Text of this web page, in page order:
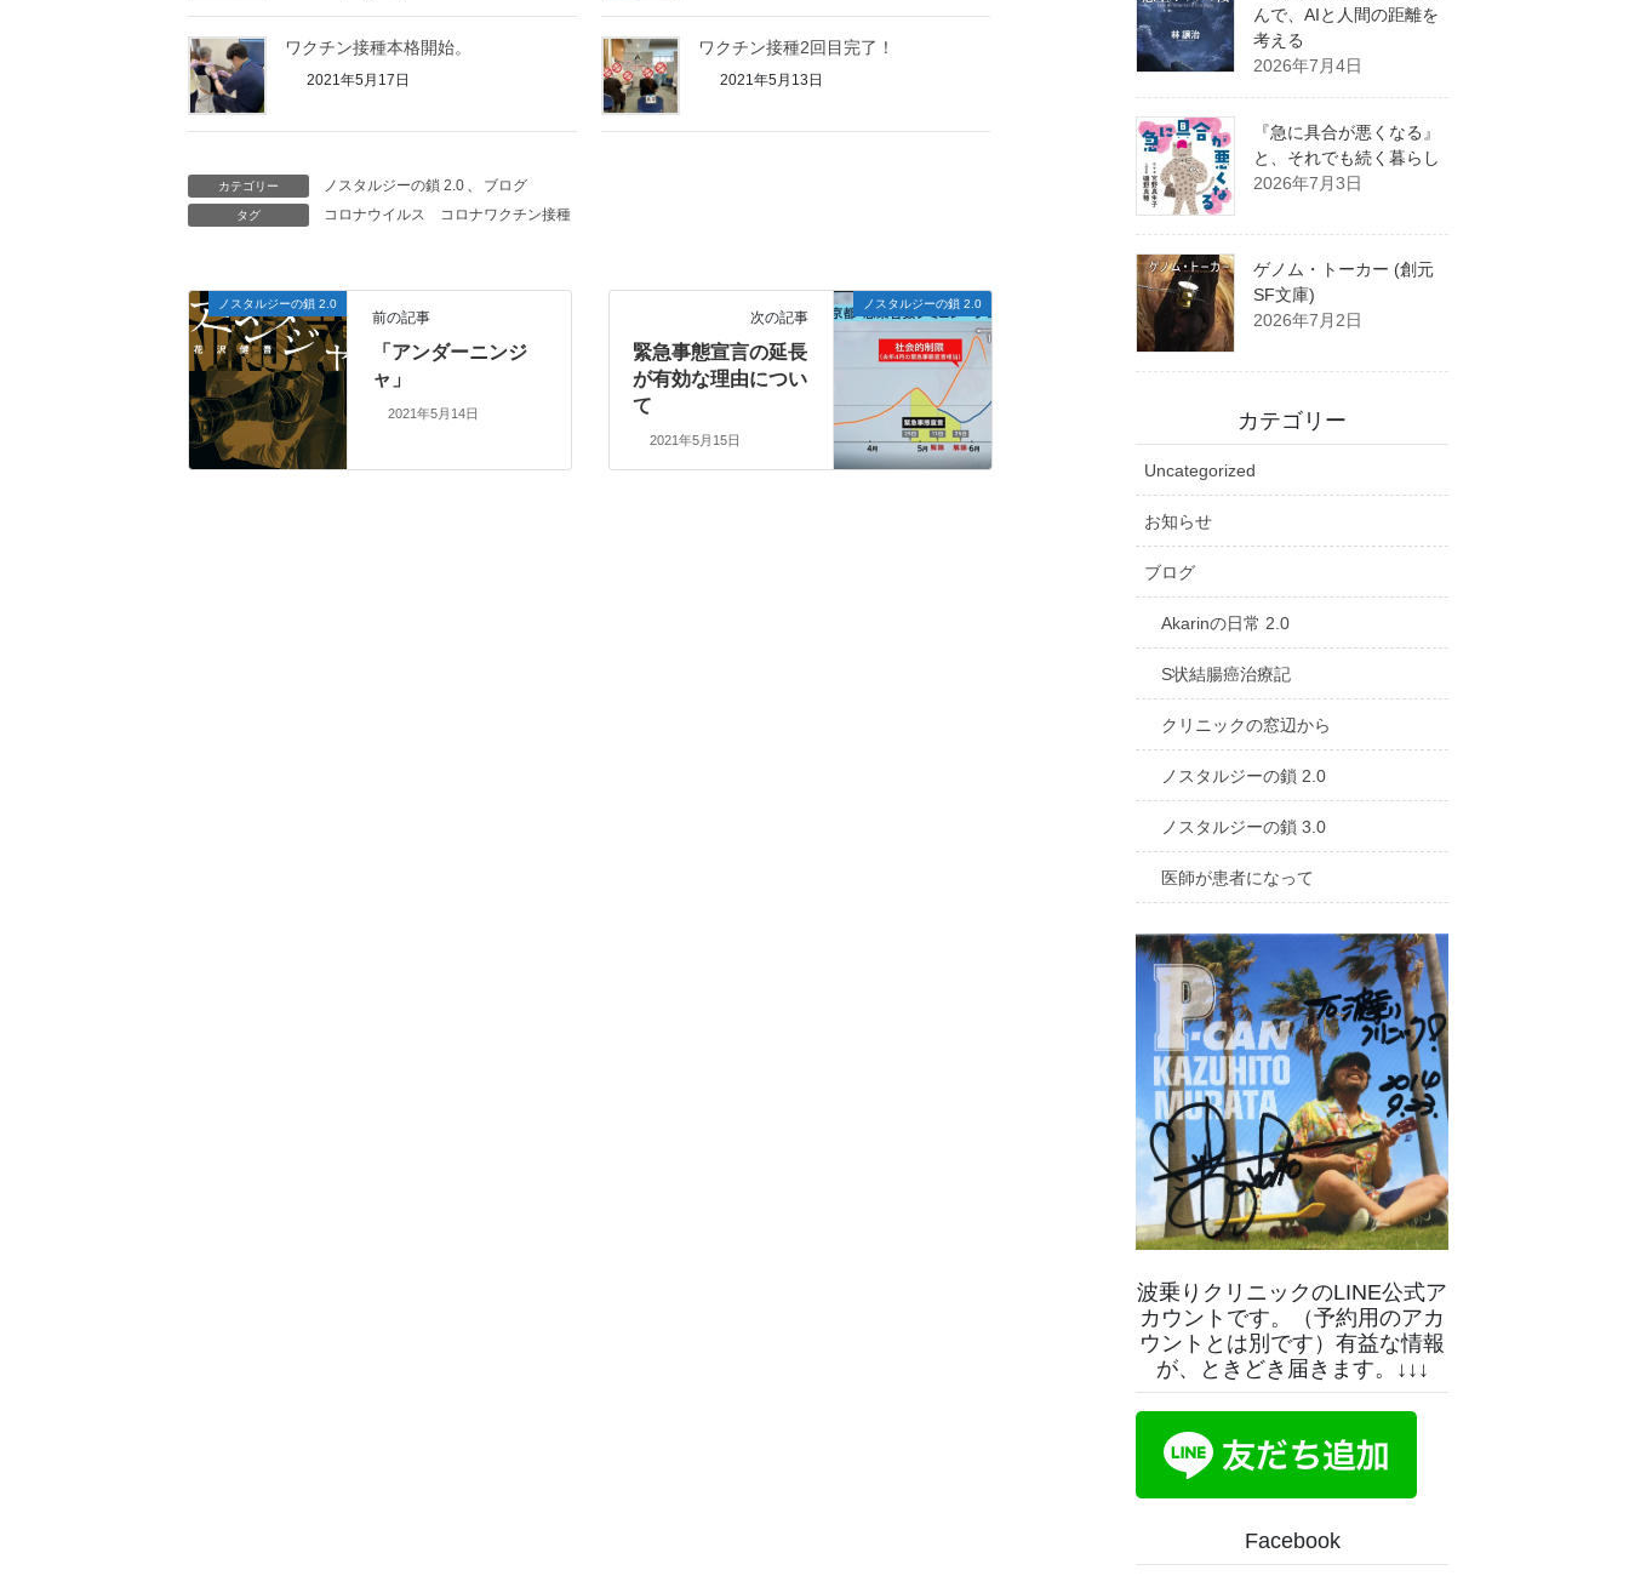
ワクチン接種本格開始。
2021年5月17日
ワクチン接種2回目完了！
2021年5月13日
カテゴリー ノスタルジーの鎖 2.0 ブログ
タグ コロナウイルス コロナワクチン接種
ノスタルジーの鎖 2.0
前の記事
「アンダーニンジ
ャ」
2021年5月14日
ノスタルジーの鎖 2.0
次の記事
緊急事態宣言の延長
が有効な理由につい
て
2021年5月15日
んで、AIと人間の距離を
考える
2026年7月4日
『急に具合が悪くなる』
と、それでも続く暮らし
2026年7月3日
ゲノム・トーカー (創元
SF文庫)
2026年7月2日
カテゴリー
Uncategorized
お知らせ
ブログ
Akarinの日常 2.0
S状結腸癌治療記
クリニックの窓辺から
ノスタルジーの鎖 2.0
ノスタルジーの鎖 3.0
医師が患者になって
波乗りクリニックのLINE公式ア
カウントです。（予約用のアカ
ウントとは別です）有益な情報
が、ときどき届きます。↓↓↓
Facebook